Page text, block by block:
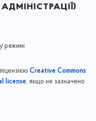
режимі
Creative Commons
license, якщо не зазначено